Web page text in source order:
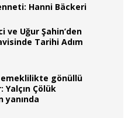
Hanni Bäckeri
ve Uğur Şahin’den
Tarihi Adım
emeklilikte gönüllü
Yalçın Çölük
yanında